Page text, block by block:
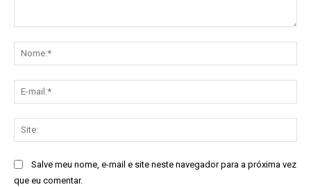
Salve meu nome, e-mail e site neste navegador para a próxima vez
que eu comentar.